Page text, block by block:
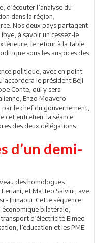
d’écouter l’analyse du
dans la région,
Nos deux pays partagent
à savoir un cessez-le
le retour à la table
sous les auspices des
politique, avec en point
le président Béji
Conte, qui y sera
Enzo Moavero
par le chef du gouvernement,
cet entretien: la séance
des deux délégations.
d’un demi-
des homologues
et Matteo Salvini, ave
- Jhinaoui. Cette séquence
bilatérale,
d’électricité Elmed
l’éducation et les PME